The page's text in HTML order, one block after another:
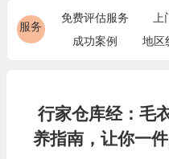
服务
免费评估服务
成功案例
行家仓库经：毛
养指南，让你一